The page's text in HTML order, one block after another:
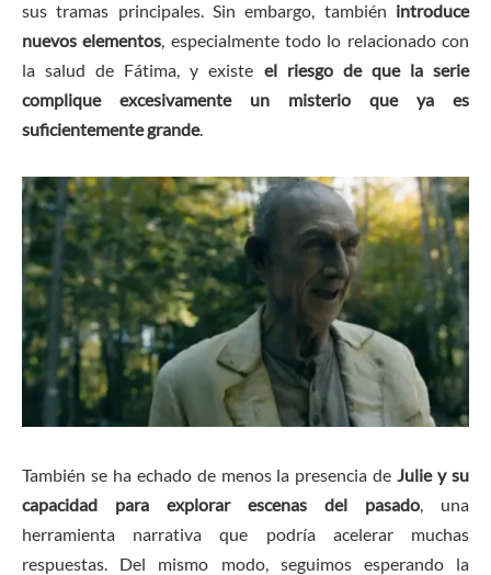
sus tramas principales. Sin embargo, también introduce
nuevos elementos , especialmente todo lo relacionado con
la salud de Fátima, y existe el riesgo de que la serie
complique excesivamente un misterio que ya es
suficientemente grande.
También se ha echado de menos la presencia de Julie y su
capacidad para explorar escenas del pasado , una
herramienta narrativa que podría acelerar muchas
respuestas. Del mismo modo, seguimos esperando la